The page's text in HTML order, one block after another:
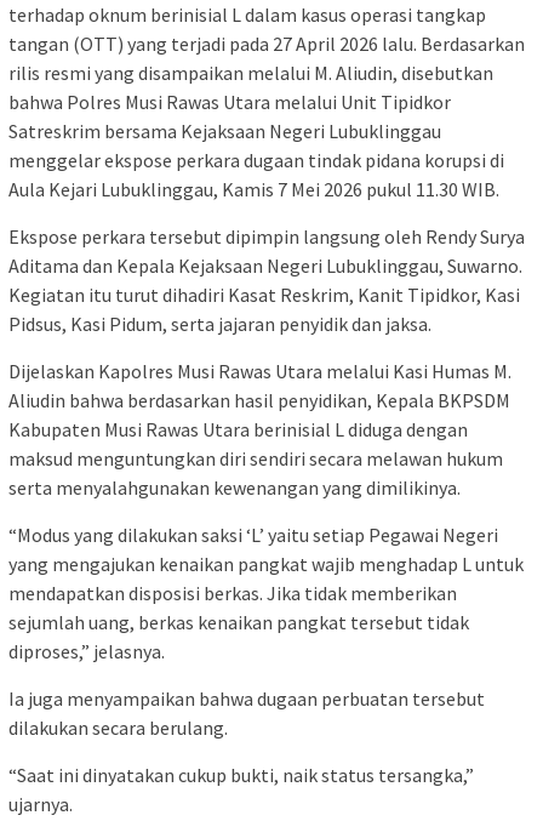
terhadap oknum berinisial L dalam kasus operasi tangkap
tangan (OTT) yang terjadi pada 27 April 2026 lalu. Berdasarkan
rilis resmi yang disampaikan melalui M. Aliudin, disebutkan
bahwa Polres Musi Rawas Utara melalui Unit Tipidkor
Satreskrim bersama Kejaksaan Negeri Lubuklinggau
menggelar ekspose perkara dugaan tindak pidana korupsi di
Aula Kejari Lubuklinggau, Kamis 7 Mei 2026 pukul 11.30 WIB.
Ekspose perkara tersebut dipimpin langsung oleh Rendy Surya
Aditama dan Kepala Kejaksaan Negeri Lubuklinggau, Suwarno.
Kegiatan itu turut dihadiri Kasat Reskrim, Kanit Tipidkor, Kasi
Pidsus, Kasi Pidum, serta jajaran penyidik dan jaksa.
Dijelaskan Kapolres Musi Rawas Utara melalui Kasi Humas M.
Aliudin bahwa berdasarkan hasil penyidikan, Kepala BKPSDM
Kabupaten Musi Rawas Utara berinisial L diduga dengan
maksud menguntungkan diri sendiri secara melawan hukum
serta menyalahgunakan kewenangan yang dimilikinya.
“Modus yang dilakukan saksi ‘L’ yaitu setiap Pegawai Negeri
yang mengajukan kenaikan pangkat wajib menghadap L untuk
mendapatkan disposisi berkas. Jika tidak memberikan
sejumlah uang, berkas kenaikan pangkat tersebut tidak
diproses,” jelasnya.
Ia juga menyampaikan bahwa dugaan perbuatan tersebut
dilakukan secara berulang.
“Saat ini dinyatakan cukup bukti, naik status tersangka,”
ujarnya.